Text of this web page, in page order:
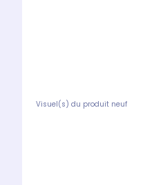
Visuel(s) du produit neuf